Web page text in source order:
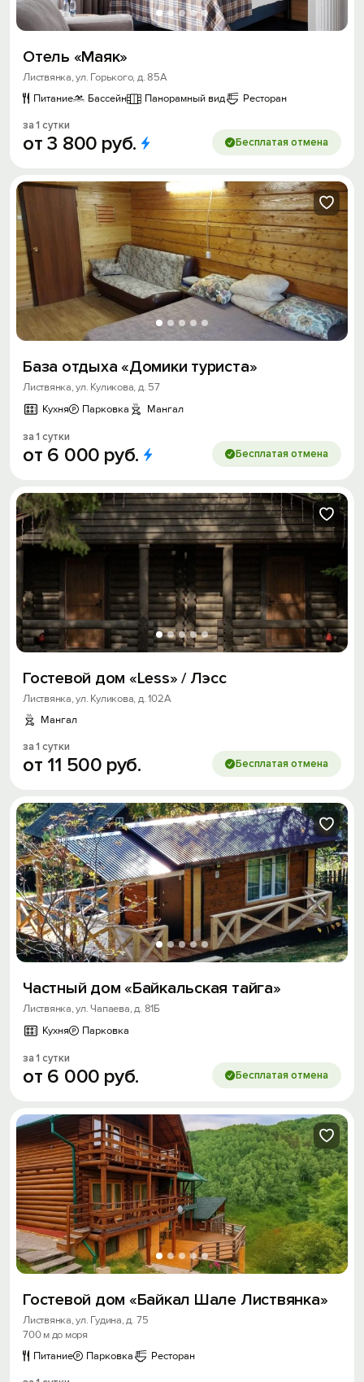
Отель «Маяк»
Листвянка, ул. Горького, д. 85А
Питание
Бассейн Панорамный вид Ресторан
за 1 сутки
от3 800 руб. Бесплатая отмена
База отдыха «Домики туриста»
Листвянка, ул. Куликова, д. 57
Кухня
Парковка Мангал
за 1 сутки
от 6 000 руб. Бесплатая отмена
Гостевой дом «Less» / Лэсс
Листвянка, ул. Куликова, д. 102А
Мангал
за 1 сутки
от 11 500 руб. Бесплатая отмена
Частный дом «Байкальская тайга»
Листвянка, ул. Чапаева, д. 81Б
Кухня
Парковка
за 1 сутки
от 6 000 руб. Бесплатая отмена
Гостевой дом «Байкал Шале Листвянка»
Листвянка, ул. Гудина, д. 75
700 м до моря
Питание
Парковка Ресторан